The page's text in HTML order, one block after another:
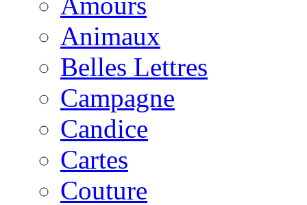
Animaux
Belles Lettres
Campagne
Candice
Cartes
Couture